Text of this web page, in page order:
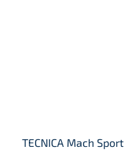
TECNICA Mach